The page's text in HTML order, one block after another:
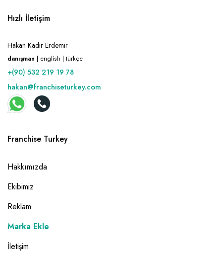
Hızlı İletişim
Hakan Kadir Erdemir
danışman | english | türkçe
+(90) 532 219 19 78
hakan@franchiseturkey.com
Franchise Turkey
Hakkımızda
Ekibimiz
Reklam
Marka Ekle
İletişim